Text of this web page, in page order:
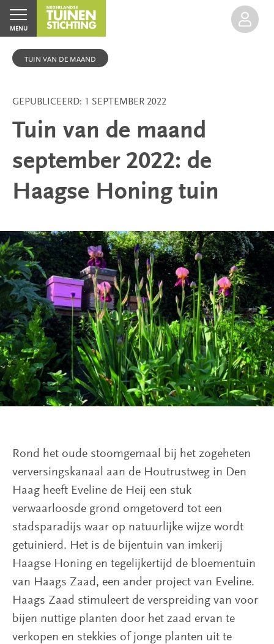
MENU
Home
Agenda
Excursies
Erfgoed
Open
Tuinen
Publicaties
Over
ons
Steun
Inloggen
TUIN VAN DE MAAND
GEPUBLICEERD: 1 SEPTEMBER 2022
Tuin van de maand
september 2022: de
Haagse Honing tuin
Rond het oude stoomgemaal bij het zogeheten
verversingskanaal aan de Houtrustweg in Den
Haag heeft Eveline de Heij een stuk
verwaarloosde grond omgetoverd tot een
stadsparadijs waar op natuurlijke wijze wordt
getuinierd. Het is de bijentuin van imkerij
Haagse Honing en tegelijkertijd de bloementuin
van Haags Zaad, een ander project van Eveline.
Haags Zaad stimuleert de verspreiding van voor
bijen nuttige planten door het zaad ervan te
verkopen en stekkies of jonge planten uit te